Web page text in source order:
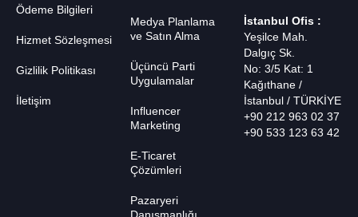
Ödeme Bilgileri
Hizmet Sözleşmesi
Gizlilik Politikası
İletişim
Medya Planlama
ve Satın Alma
Üçüncü Parti
Uygulamalar
Influencer
Marketing
E-Ticaret
Çözümleri
Pazaryeri
İstanbul Ofis :
Yeşilce Mah.
Dalgıç Sk.
No: 3/5 Kat: 1
Kağıthane /
İstanbul / TÜRKİYE
+90 212 963 02 37
+90 533 123 63 42